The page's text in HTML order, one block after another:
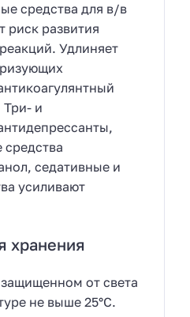
средства для в/в
риск развития
Удлиняет
и
средства
седативные и
усиливают
хранения
от света
не выше 25°С.